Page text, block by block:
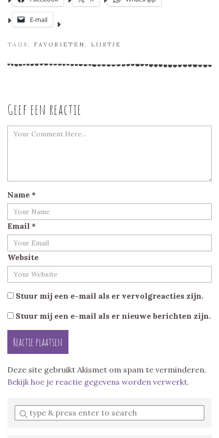
E-mail
TAGS: FAVORIETEN LIJSTJE
Geef een reactie
Name *
Email *
Website
Stuur mij een e-mail als er vervolgreacties zijn.
Stuur mij een e-mail als er nieuwe berichten zijn.
Deze site gebruikt Akismet om spam te verminderen.
Bekijk hoe je reactie gegevens worden verwerkt.
Enter
a